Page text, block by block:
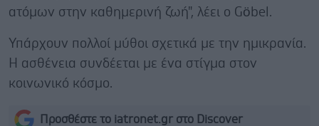
ατόμων στην καθημερινή ζωή", λέει ο Göbel.
Υπάρχουν πολλοί μύθοι σχετικά με την ημικρανία.
Η ασθένεια συνδέεται με ένα στίγμα στον
κοινωνικό κόσμο.
Προσθέστε το iatronet.gr στο Discover